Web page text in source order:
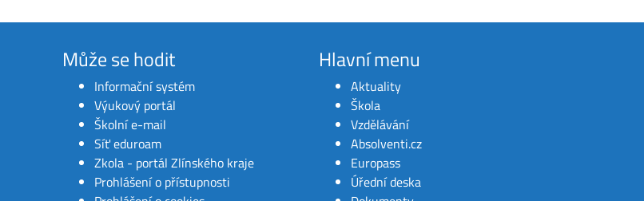
Může se hodit
Informační systém
Výukový portál
Školní e-mail
Síť eduroam
Zkola - portál Zlínského kraje
Prohlášení o přístupnosti
Hlavní menu
Aktuality
Škola
Vzdělávání
Absolventi.cz
Europass
Úřední deska